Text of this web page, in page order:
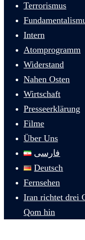
Terrorismus
Intern
Atomprogramm
Widerstand
Nahen Osten
Wirtschaft
Presseerklärung
Filme
Über Uns
فارسی
Deutsch
Fernsehen
Iran richtet drei
Qom hin